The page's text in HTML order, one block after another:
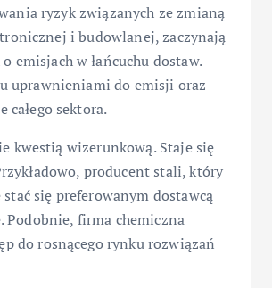
ryzyk związanych ze zmianą
i budowlanej, zaczynają
emisjach w łańcuchu dostaw.
uprawnieniami do emisji oraz
sektora.
kwestią wizerunkową. Staje się
producent stali, który
się preferowanym dostawcą
Podobnie, firma chemiczna
do rosnącego rynku rozwiązań